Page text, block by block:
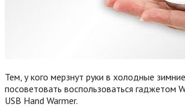
Тем, у кого мерзнут руки в холодные
посоветовать воспользоваться гаджетом
USB Hand Warmer.